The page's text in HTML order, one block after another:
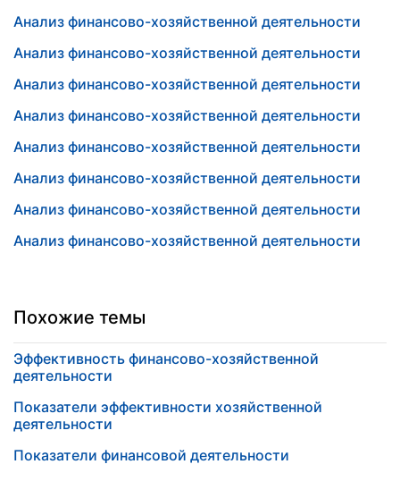
Анализ финансово-хозяйственной деятельности
Анализ финансово-хозяйственной деятельности
Анализ финансово-хозяйственной деятельности
Анализ финансово-хозяйственной деятельности
Анализ финансово-хозяйственной деятельности
Анализ финансово-хозяйственной деятельности
Анализ финансово-хозяйственной деятельности
Анализ финансово-хозяйственной деятельности
Похожие темы
Эффективность финансово-хозяйственной
деятельности
Показатели эффективности хозяйственной
деятельности
Показатели финансовой деятельности